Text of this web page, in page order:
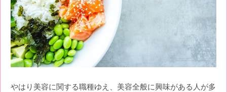
やはり美容に関する職種ゆえ、美容全般に興味がある人が多